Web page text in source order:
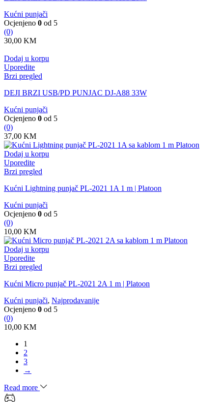
Kućni punjači
Ocjenjeno 0 od 5
(0)
30,00 KM
Dodaj u korpu
Uporedite
Brzi pregled
DEJI BRZI USB/PD PUNJAC DJ-A88 33W
Kućni punjači
Ocjenjeno 0 od 5
(0)
37,00 KM
Dodaj u korpu
Uporedite
Brzi pregled
Kućni Lightning punjač PL-2021 1A 1 m | Platoon
Kućni punjači
Ocjenjeno 0 od 5
(0)
10,00 KM
Dodaj u korpu
Uporedite
Brzi pregled
Kućni Micro punjač PL-2021 2A 1 m | Platoon
Kućni punjači, Najprodavanije
Ocjenjeno 0 od 5
(0)
10,00 KM
1
2
3
→
Read more